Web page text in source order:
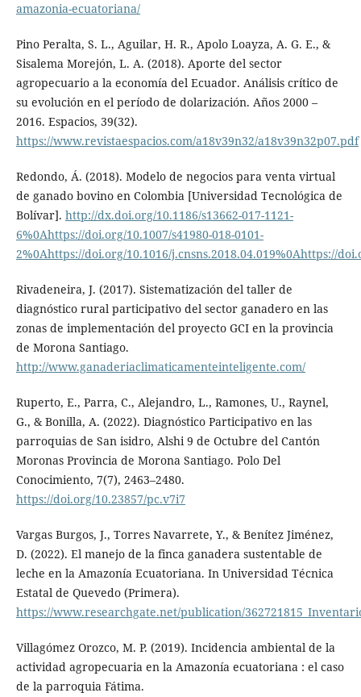
amazonia-ecuatoriana/
Pino Peralta, S. L., Aguilar, H. R., Apolo Loayza, A. G. E., &
Sisalema Morejón, L. A. (2018). Aporte del sector
agropecuario a la economía del Ecuador. Análisis crítico de
su evolución en el período de dolarización. Años 2000 –
2016. Espacios, 39(32).
https://www.revistaespacios.com/a18v39n32/a18v39n32p07.pdf
Redondo, Á. (2018). Modelo de negocios para venta virtual
de ganado bovino en Colombia [Universidad Tecnológica de
Bolívar]. http://dx.doi.org/10.1186/s13662-017-1121-
6%0Ahttps://doi.org/10.1007/s41980-018-0101-
2%0Ahttps://doi.org/10.1016/j.cnsns.2018.04.019%0Ahttps://
Rivadeneira, J. (2017). Sistematización del taller de
diagnóstico rural participativo del sector ganadero en las
zonas de implementación del proyecto GCI en la provincia
de Morona Santiago.
http://www.ganaderiaclimaticamenteinteligente.com/
Ruperto, E., Parra, C., Alejandro, L., Ramones, U., Raynel,
G., & Bonilla, A. (2022). Diagnóstico Participativo en las
parroquias de San isidro, Alshi 9 de Octubre del Cantón
Moronas Provincia de Morona Santiago. Polo Del
Conocimiento, 7(7), 2463–2480.
https://doi.org/10.23857/pc.v7i7
Vargas Burgos, J., Torres Navarrete, Y., & Benítez Jiménez,
D. (2022). El manejo de la finca ganadera sustentable de
leche en la Amazonía Ecuatoriana. In Universidad Técnica
Estatal de Quevedo (Primera).
https://www.researchgate.net/publication/
Villagómez Orozco, M. P. (2019). Incidencia ambiental de la
actividad agropecuaria en la Amazonía ecuatoriana : el caso
de la parroquia Fátima.